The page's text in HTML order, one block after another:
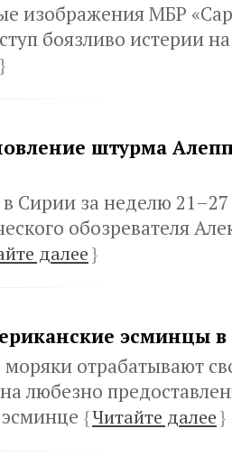
изображения МБР
боязливо истерии
}
штурма
Сирии за неделю 21–27
обозревателя
далее}
эсминцы
отрабатывают
любезно
{Читайте далее}